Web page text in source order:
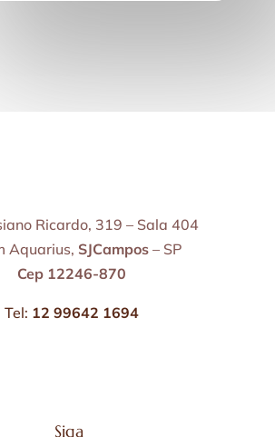
Ricardo, 319 – Sala 404
Aquarius, SJCampos – SP
Cep 12246-870
Tel: 12 99642 1694
Siga